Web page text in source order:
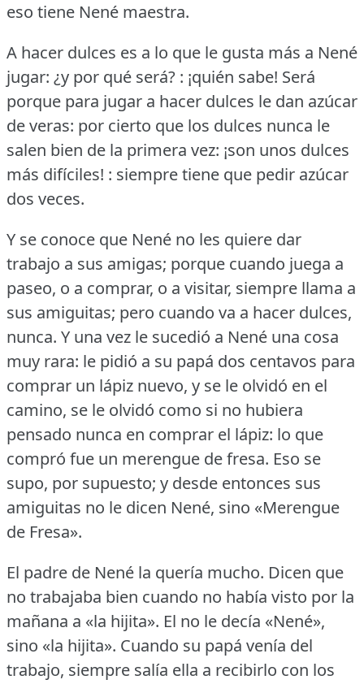
eso tiene Nené maestra.
A hacer dulces es a lo que le gusta más a Nené
jugar: ¿y por qué será? : ¡quién sabe! Será
porque para jugar a hacer dulces le dan azúcar
de veras: por cierto que los dulces nunca le
salen bien de la primera vez: ¡son unos dulces
más difíciles! : siempre tiene que pedir azúcar
dos veces.
Y se conoce que Nené no les quiere dar
trabajo a sus amigas; porque cuando juega a
paseo, o a comprar, o a visitar, siempre llama a
sus amiguitas; pero cuando va a hacer dulces,
nunca. Y una vez le sucedió a Nené una cosa
muy rara: le pidió a su papá dos centavos para
comprar un lápiz nuevo, y se le olvidó en el
camino, se le olvidó como si no hubiera
pensado nunca en comprar el lápiz: lo que
compró fue un merengue de fresa. Eso se
supo, por supuesto; y desde entonces sus
amiguitas no le dicen Nené, sino «Merengue
de Fresa».
El padre de Nené la quería mucho. Dicen que
no trabajaba bien cuando no había visto por la
mañana a «la hijita». El no le decía «Nené»,
sino «la hijita». Cuando su papá venía del
trabajo, siempre salía ella a recibirlo con los